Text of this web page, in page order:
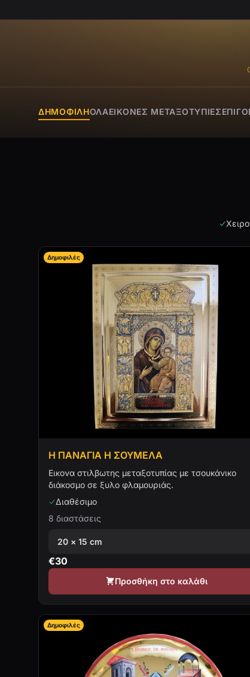
ΔΗΜΟΦΙΛΉΌΛΑΕΙΚΌΝΕΣ ΜΕΤΑΞΟΤΥΠΊΕΣ
Δημοφιλές
Η ΠΑΝΑΓΙΑ Η ΣΟΥΜΕΛΑ
Εικονα στιλβωτης μεταξοτυπίας με τσουκάνικο
διάκοσμο σε ξυλο φλαμουριάς.
Διαθέσιμο
8 διαστάσεις
€30
Προσθήκη στο καλάθι
Δημοφιλές